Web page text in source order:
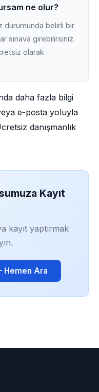
ne olur?
durumunda belirli bir
sınava girebilirsiniz.
olarak
daha fazla bilgi
e-posta yoluyla
danışmanlık
Kayıt
kayıt yaptırmak
Hemen Ara